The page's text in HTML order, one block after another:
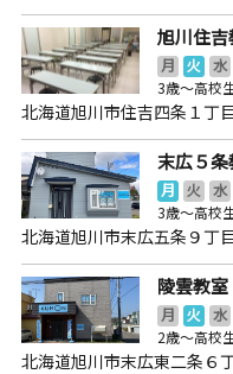
旭川住吉
月 火 水
3歳～高校
北海道旭川市住吉四条１丁
末広５
月 火 水
3歳～高校
北海道旭川市末広五条９丁
陵雲教室
月 火 水
2歳～高校
北海道旭川市末広東二条６